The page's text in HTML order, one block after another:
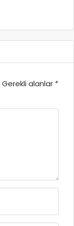
Gerekli alanlar *